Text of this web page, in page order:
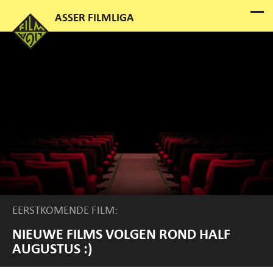
EERSTKOMENDE FILM:
NIEUWE FILMS VOLGEN ROND HALF
AUGUSTUS :)